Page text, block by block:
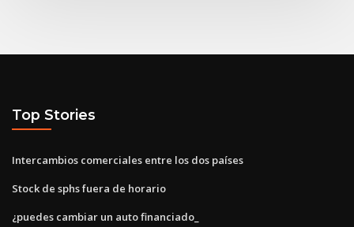
Top Stories
Intercambios comerciales entre los dos países
Stock de sphs fuera de horario
¿puedes cambiar un auto financiado_